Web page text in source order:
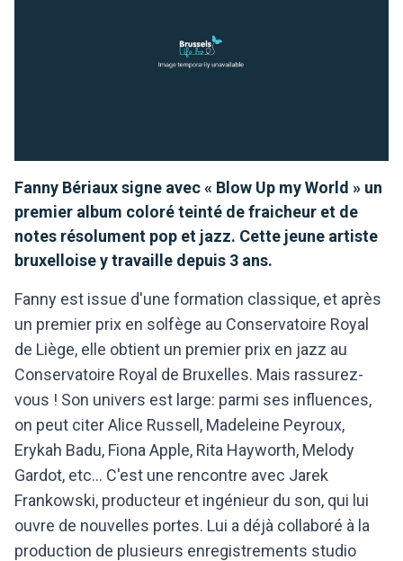
Fanny Bériaux signe avec « Blow Up my World » un
premier album coloré teinté de fraicheur et de
notes résolument pop et jazz. Cette jeune artiste
bruxelloise y travaille depuis 3 ans.
Fanny est issue d'une formation classique, et après
un premier prix en solfège au Conservatoire Royal
de Liège, elle obtient un premier prix en jazz au
Conservatoire Royal de Bruxelles. Mais rassurez-
vous ! Son univers est large: parmi ses influences,
on peut citer Alice Russell, Madeleine Peyroux,
Erykah Badu, Fiona Apple, Rita Hayworth, Melody
Gardot, etc... C'est une rencontre avec Jarek
Frankowski, producteur et ingénieur du son, qui lui
ouvre de nouvelles portes. Lui a déjà collaboré à la
production de plusieurs enregistrements studio